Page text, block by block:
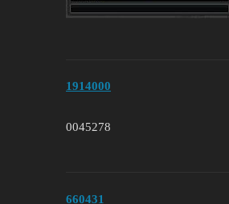
1914000
0045278
660431